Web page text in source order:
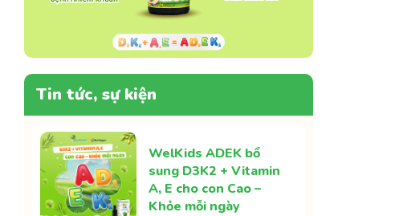
Tin tức, sự kiện
WelKids ADEK bổ
sung D3K2 + Vitamin
A, E cho con Cao –
Khỏe mỗi ngày